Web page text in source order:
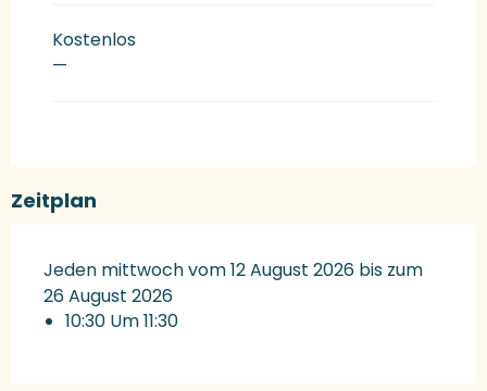
Kostenlos
—
Zeitplan
Jeden mittwoch vom 12 August 2026 bis zum
26 August 2026
10:30 Um 11:30